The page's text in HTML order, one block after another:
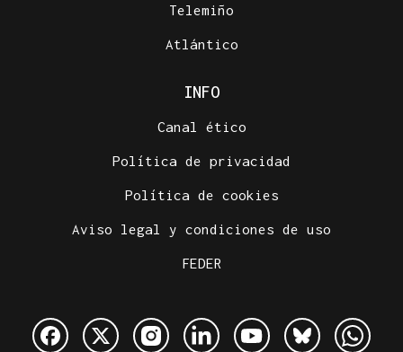
Telemiño
Atlántico
INFO
Canal ético
Política de privacidad
Política de cookies
Aviso legal y condiciones de uso
FEDER